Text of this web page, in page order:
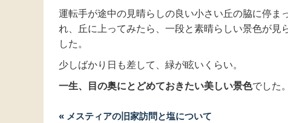
運転手が途中の見晴らしの良い小さい丘の脇に停ま
れ、丘に上ってみたら、一段と素晴らしい景色が見
した。
少しばかり日も差して、緑が眩いくらい。
一生、目の奥にとどめておきたい美しい景色でした。
« メスティアの旧家訪問と塩について